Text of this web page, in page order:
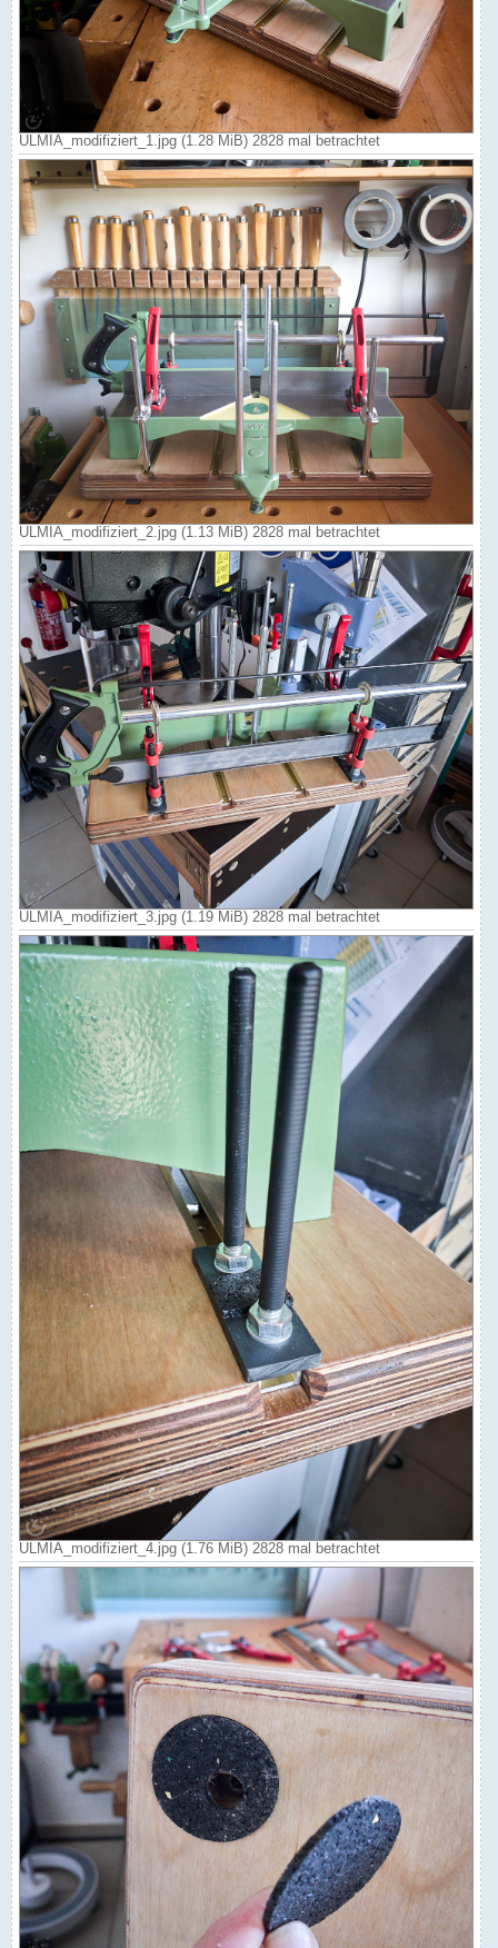
ULMIA_modifiziert_1.jpg (1.28 MiB) 2828 mal betrachtet
ULMIA_modifiziert_2.jpg (1.13 MiB) 2828 mal betrachtet
ULMIA_modifiziert_3.jpg (1.19 MiB) 2828 mal betrachtet
ULMIA_modifiziert_4.jpg (1.76 MiB) 2828 mal betrachtet